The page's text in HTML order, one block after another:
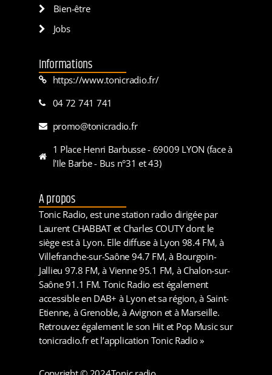
Bien-être
Jobs
Informations
https://www.tonicradio.fr/
04 72 741 741
promo@tonicradio.fr
1 Place Henri Barbusse - 69009 LYON (face à
l'Ile Barbe - Bus n°31 et 43)
A propos
Tonic Radio, est une station radio dirigée par
Laurent CHABBAT et Charles COUTY dont le
siège est à Lyon. Elle diffuse à Lyon 98.4 FM, à
Villefranche-sur-Saône 94.7 FM, à Bourgoin-
Jallieu 97.8 FM, à Vienne 95.1 FM, à Chalon-sur-
Saône 91.1 FM. Tonic Radio est également
accessible en DAB+ à Lyon et sa région, à Saint-
Etienne, à Grenoble, à Avignon et à Marseille.
Retrouvez également le son Hit et Pop Music sur
tonicradio.fr et l’application Tonic Radio »